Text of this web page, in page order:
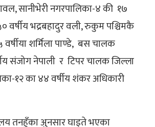
सानीभेरी नगरपालिका-४ की १७
वर्षीय भद्रबहादुर वली, रुकुम पश्चिमकै
शर्मिला पाण्डे, बस चालक
संजोग नेपाली र टिपर चालक जिल्ला
१२ का ४४ वर्षीय शंकर अधिकारी
तनहुँका अुनसार घाइते भएका